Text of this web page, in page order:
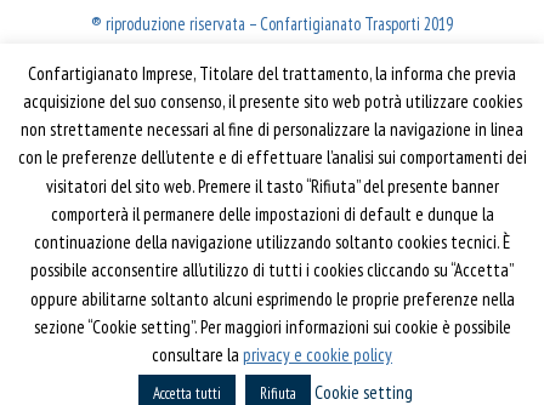
® riproduzione riservata – Confartigianato Trasporti 2019
Confartigianato Trasporti
Via S. Giovanni in Laterano, 152 | 00184 Roma
T: 06 70374.275
trasporti@confartigianato.it
confartigianatotrasporti@pec.it
Privacy e Cookie Policy
Informativa
Riferimenti
Powered byHorace
Confartigianato Imprese, Titolare del trattamento, la informa che previa
acquisizione del suo consenso, il presente sito web potrà utilizzare cookies
non strettamente necessari al fine di personalizzare la navigazione in linea
con le preferenze dell’utente e di effettuare l’analisi sui comportamenti dei
visitatori del sito web. Premere il tasto “Rifiuta” del presente banner
comporterà il permanere delle impostazioni di default e dunque la
continuazione della navigazione utilizzando soltanto cookies tecnici. È
possibile acconsentire all’utilizzo di tutti i cookies cliccando su “Accetta”
oppure abilitarne soltanto alcuni esprimendo le proprie preferenze nella
sezione “Cookie setting”. Per maggiori informazioni sui cookie è possibile
consultare la privacy e cookie policy
Accetta tutti Rifiuta Cookie setting